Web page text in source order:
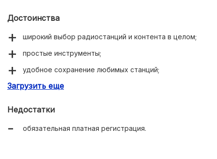
Достоинства
широкий выбор радиостанций и контента в целом;
простые инструменты;
удобное сохранение любимых станций;
синхронизация с другими гаджетами;
Загрузить еще
Недостатки
обязательная платная регистрация.